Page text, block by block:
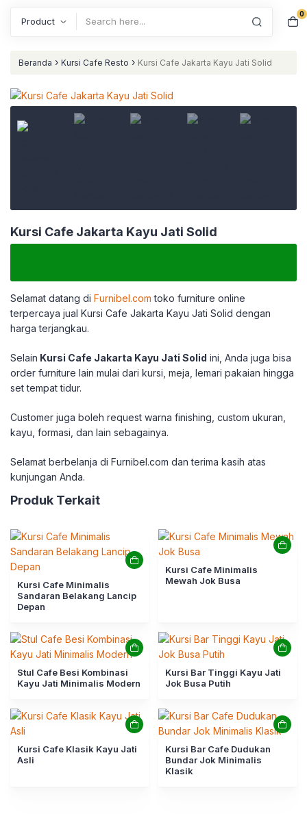
0
Beranda › Kursi Cafe Resto › Kursi Cafe Jakarta Kayu Jati Solid
Kursi Cafe Jakarta Kayu Jati Solid
Selamat datang di Furnibel.com toko furniture online
terpercaya jual Kursi Cafe Jakarta Kayu Jati Solid dengan
harga terjangkau.
Selain Kursi Cafe Jakarta Kayu Jati Solid ini, Anda juga bisa
order furniture lain mulai dari kursi, meja, lemari pakaian hingga
set tempat tidur.
Customer juga boleh request warna finishing, custom ukuran,
kayu, formasi, dan lain sebagainya.
Selamat berbelanja di Furnibel.com dan terima kasih atas
kunjungan Anda.
Produk Terkait
Kursi Cafe Minimalis
Sandaran Belakang Lancip
Depan
Kursi Cafe Minimalis
Mewah Jok Busa
Stul Cafe Besi Kombinasi
Kayu Jati Minimalis Modern
Kursi Bar Tinggi Kayu Jati
Jok Busa Putih
Kursi Cafe Klasik Kayu Jati
Asli
Kursi Bar Cafe Dudukan
Bundar Jok Minimalis
Klasik